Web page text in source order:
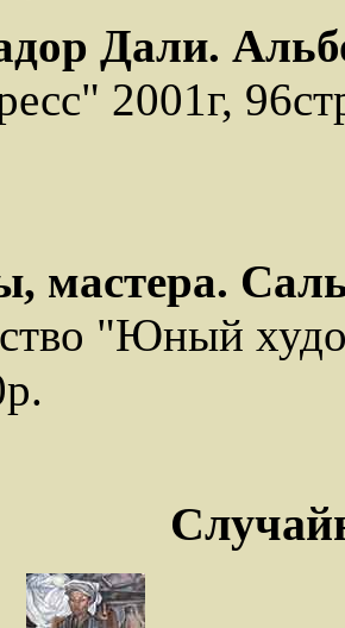
Дали.
2001г,
мастера.
"Юный